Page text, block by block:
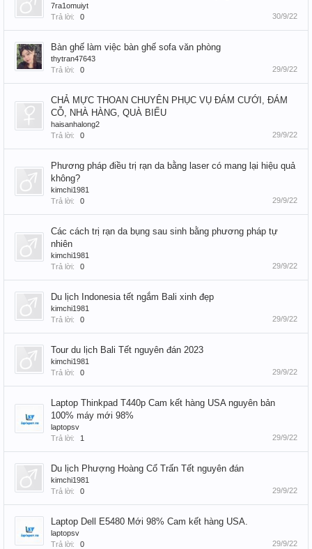
7ra1omuiyt
Trả lời:
0 30/9/22
Bàn ghế làm việc bàn ghế sofa văn phòng
thytran47643
Trả lời:
0 29/9/22
CHẢ MỰC THOAN CHUYÊN PHỤC VỤ ĐÁM CƯỚI, ĐÁM
CỖ, NHÀ HÀNG, QUÀ BIẾU
haisanhalong2
Trả lời:
0 29/9/22
Phương pháp điều trị rạn da bằng laser có mang lại hiệu quả
không?
kimchi1981
Trả lời:
0 29/9/22
Các cách trị rạn da bụng sau sinh bằng phương pháp tự
nhiên
kimchi1981
Trả lời:
0 29/9/22
Du lịch Indonesia tết ngắm Bali xinh đẹp
kimchi1981
Trả lời:
0 29/9/22
Tour du lịch Bali Tết nguyên đán 2023
kimchi1981
Trả lời:
0 29/9/22
Laptop Thinkpad T440p Cam kết hàng USA nguyên bản
100% máy mới 98%
laptopsv
Trả lời:
1 29/9/22
Du lịch Phượng Hoàng Cổ Trấn Tết nguyên đán
kimchi1981
Trả lời:
0 29/9/22
Laptop Dell E5480 Mới 98% Cam kết hàng USA.
laptopsv
Trả lời:
0 29/9/22